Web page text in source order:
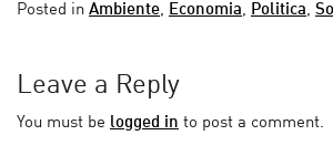
Posted in Ambiente, Economia, Politica,
Leave a Reply
You must be logged in to post a comment.